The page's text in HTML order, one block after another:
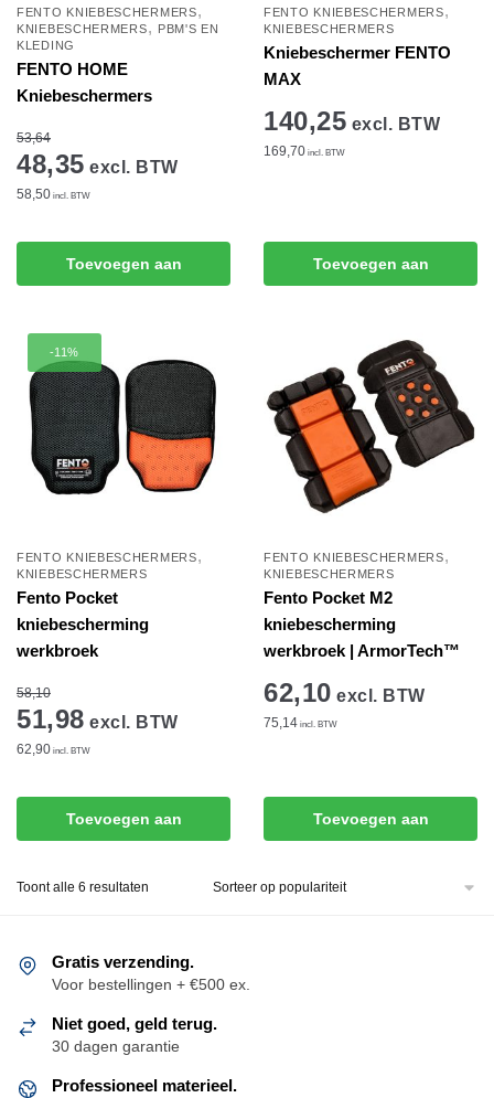
FENTO KNIEBESCHERMERS,
KNIEBESCHERMERS,
PBM'S EN
KLEDING
FENTO HOME
Kniebeschermers
53,64
48,35 excl. BTW
58,50 incl. BTW
Toevoegen aan
FENTO KNIEBESCHERMERS,
KNIEBESCHERMERS
Kniebeschermer FENTO
MAX
140,25 excl. BTW
169,70 incl. BTW
Toevoegen aan
-11%
FENTO KNIEBESCHERMERS,
KNIEBESCHERMERS
Fento Pocket
kniebescherming
werkbroek
58,10
51,98 excl. BTW
62,90 incl. BTW
Toevoegen aan
FENTO KNIEBESCHERMERS,
KNIEBESCHERMERS
Fento Pocket M2
kniebescherming
werkbroek | ArmorTech™
62,10 excl. BTW
75,14 incl. BTW
Toevoegen aan
Toont alle 6 resultaten Gesorteerd
Gratis verzending.
Voor bestellingen + €500 ex.
Niet goed, geld terug.
30 dagen garantie
Professioneel materieel.